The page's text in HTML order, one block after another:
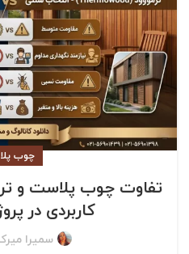
چوب
تفاوت چوب پلاست و
کاربردی در
سمیرا